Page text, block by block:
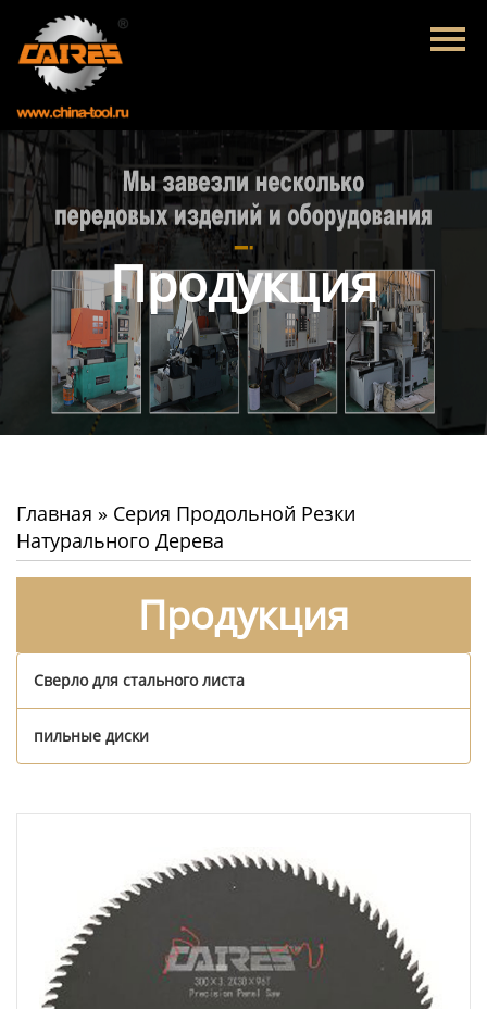
Главная
Продукция
Новости
О нас
Контакты
Продукция
Главная » Серия Продольной Резки
Натурального Дерева
Продукция
Сверло для стального листа
пильные диски